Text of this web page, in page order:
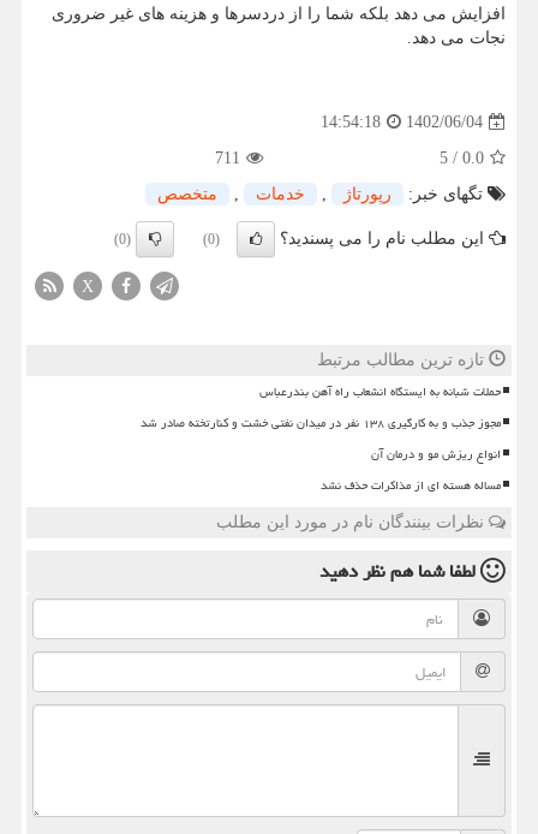
افزایش می دهد بلکه شما را از دردسرها و هزینه های غیر ضروری
نجات می دهد.
1402/06/04
14:54:18
0.0
/
5
711
تگهای خبر:
رپورتاژ , خدمات , متخصص
این مطلب نام را می پسندید؟ (0)
(0)
X
تازه ترین مطالب مرتبط
حملات شبانه به ایستگاه انشعاب راه آهن بندرعباس
مجوز جذب و به کارگیری ۱۳۸ نفر در میدان نفتی خشت و کنارتخته صادر شد
انواع ریزش مو و درمان آن
مساله هسته ای از مذاکرات حذف نشد
نظرات بینندگان نام در مورد این مطلب
لطفا شما همنظر دهید